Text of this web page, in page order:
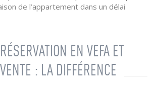
de l’appartement dans un délai
EN VEFA ET
: LA DIFFÉRENCE